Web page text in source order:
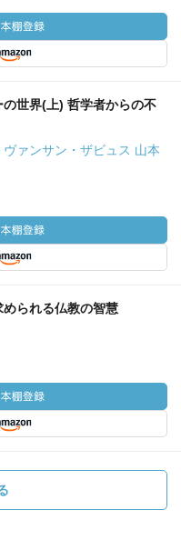
世界(上) 哲学者からの不
ァンサン・ザビュス 山本
られる仏教の智慧